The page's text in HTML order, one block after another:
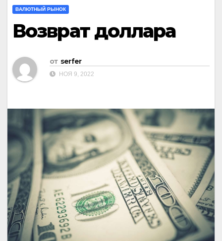
ВАЛЮТНЫЙ РЫНОК
Возврат доллара
от serfer
НОЯ 9, 2022